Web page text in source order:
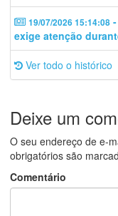
19/07/2026 15:14:08
exige atenção
Ver todo o histórico
Deixe um
O seu endereço de e-
obrigatórios são
Comentário